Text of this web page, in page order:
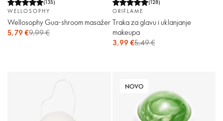
(135)
WELLOSOPHY
Wellosophy Gua-shroom masažer
5,79 €9,99 €
(128)
ORIFLAME
Traka za glavu i uklanjanje
makeupa
3,99 €5,49 €
NOVO